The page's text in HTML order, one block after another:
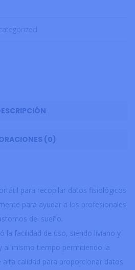
(0)
para recopilar datos fisiológicos
para ayudar a los profesionales
del sueño.
la facilidad de uso, siendo liviano y
al mismo tiempo permitiendo la
alta calidad para proporcionar datos